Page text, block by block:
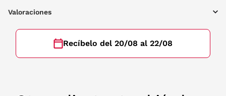
Valoraciones
Recíbelo del 20/08 al 22/08